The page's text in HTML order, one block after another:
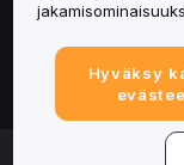
Tuotteet
Lakiasiat
© 2025-2026
Hyväksy